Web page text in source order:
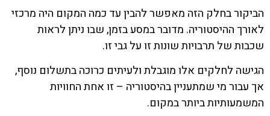
הביקור בחלק הזה מאפשר להבין עד כמה המקום היה מרכזי
לאורך ההיסטוריה. מדובר במסע בזמן, שבו ניתן לראות
שכבות של תרבויות שונות זו על גבי זו.
הגישה לחלקים אלו מוגבלת ולעיתים כרוכה בתשלום נוסף,
אך עבור מי שמתעניין בהיסטוריה – זו אחת החוויות
המשמעותיות ביותר במקום.